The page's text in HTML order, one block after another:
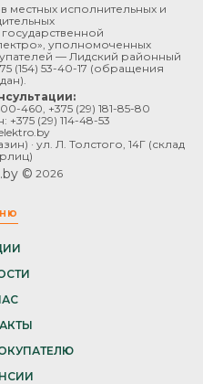
исполнительных и
уполномоченных
— Лидский районный
(154) 53-40-17 (обращения
460 +375 (29) 181-85-80
+375 (29) 114-48-53
· ул. Л. Толстого, 14Г (склад
© 2026